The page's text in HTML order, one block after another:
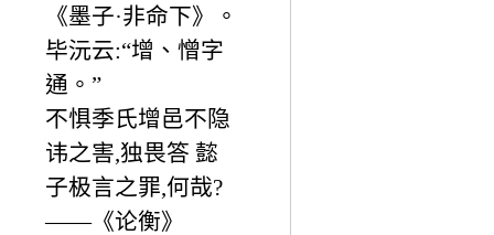
《墨子·非命下》。
毕沅云:“增、憎字
通。”
不惧季氏增邑不隐
讳之害,独畏答 懿
子极言之罪,何哉?
——《论衡》